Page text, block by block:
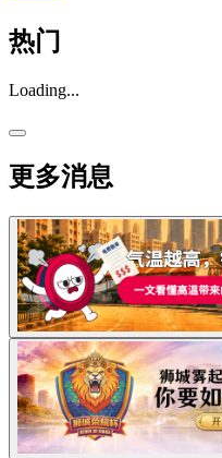
热门
Loading...
更多消息